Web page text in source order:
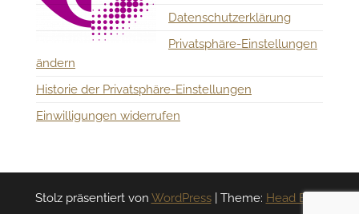
Datenschutzerklärung
Privatsphäre-Einstellungen
ändern
Historie der Privatsphäre-Einstellungen
Einwilligungen widerrufen
Stolz präsentiert von WordPress Theme: Head Blog